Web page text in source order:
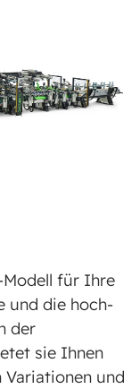
Modell für Ihre
und die hoch-
der
sie Ihnen
und